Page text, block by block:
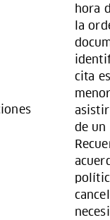
hora
la
cita
de un